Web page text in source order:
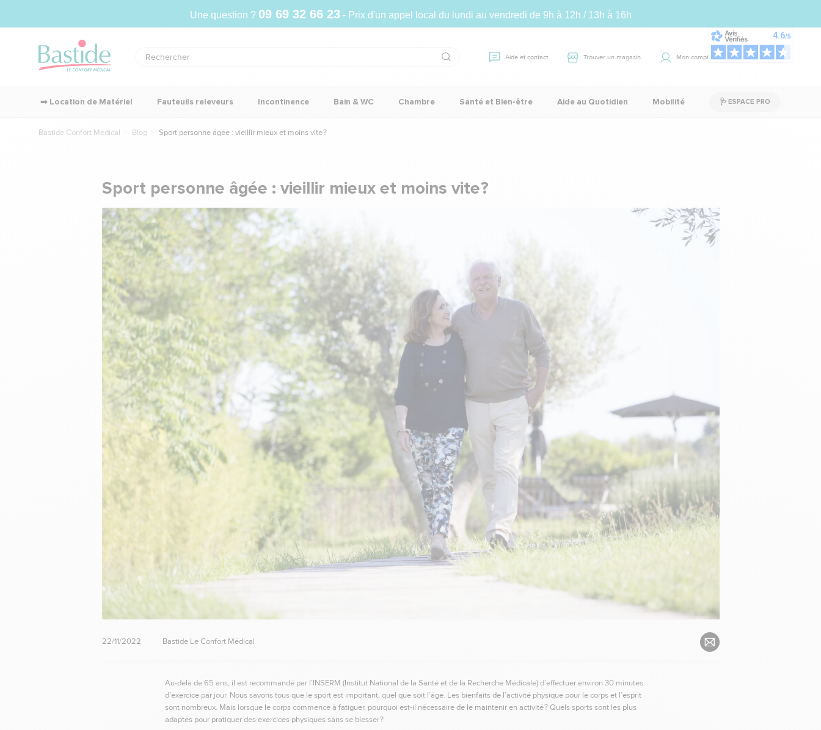
Une question ? 09 69 32 66 23- Prix d'un appel local du lundi au vendredi de 9h à 12h / 13h à 16h
Aide et contact Trouver un magasin Mon compte Panier
➡️ Location de Matériel Fauteuils releveurs Incontinence Bain & WC Chambre Santé et Bien-être Aide au Quotidien Mobilité 🩺 ESPACE PRO
Bastide Confort Médical Blog Sport personne âgée : vieillir mieux et moins vite ?
Sport personne âgée : vieillir mieux et moins vite ?
22/11/2022 Bastide Le Confort Médical
Au-delà de 65 ans, il est recommandé par l’INSERM (Institut National de la Santé et de la Recherche Médicale) d’effectuer environ 30 minutes
d’exercice par jour. Nous savons tous que le sport est important, quel que soit l’âge. Les bienfaits de l’activité physique pour le corps et l’esprit
sont nombreux. Mais lorsque le corps commence à fatiguer, pourquoi est-il nécessaire de le maintenir en activité ? Quels sports sont les plus
adaptés pour pratiquer des exercices physiques sans se blesser ?